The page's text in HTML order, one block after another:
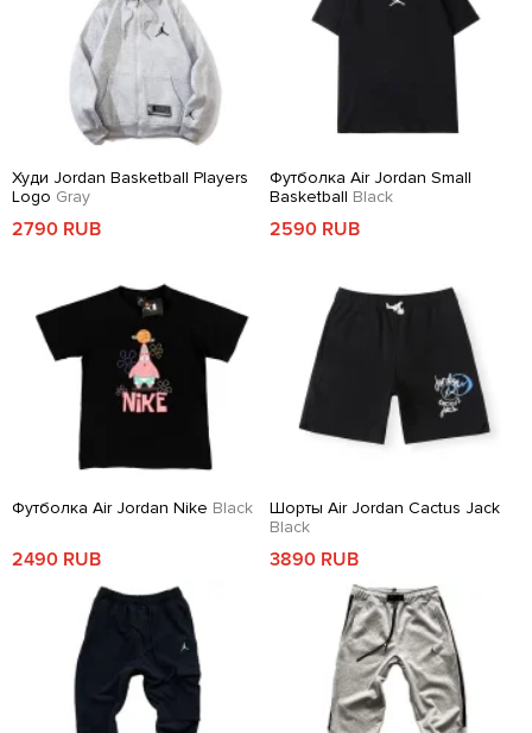
Худи Jordan Basketball Players
Logo Gray
2790 RUB
Футболка Air Jordan Small
Basketball Black
2590 RUB
Футболка Air Jordan Nike Black
2490 RUB
Шорты Air Jordan Cactus Jack
Black
3890 RUB